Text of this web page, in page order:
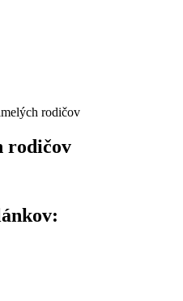
rodičov
rodičov